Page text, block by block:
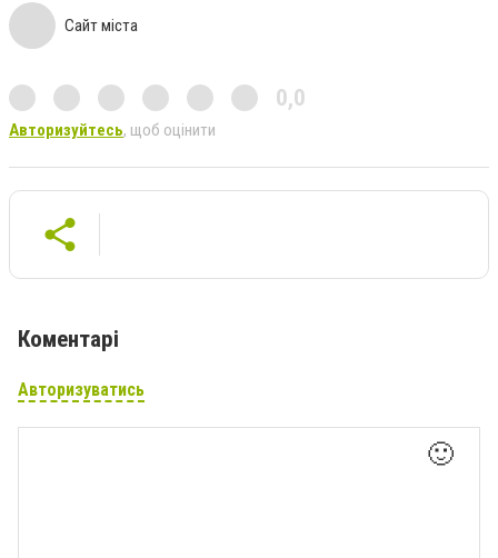
Сайт міста
0,0
Авторизуйтесь, щоб оцінити
Коментарі
Авторизуватись
🙂